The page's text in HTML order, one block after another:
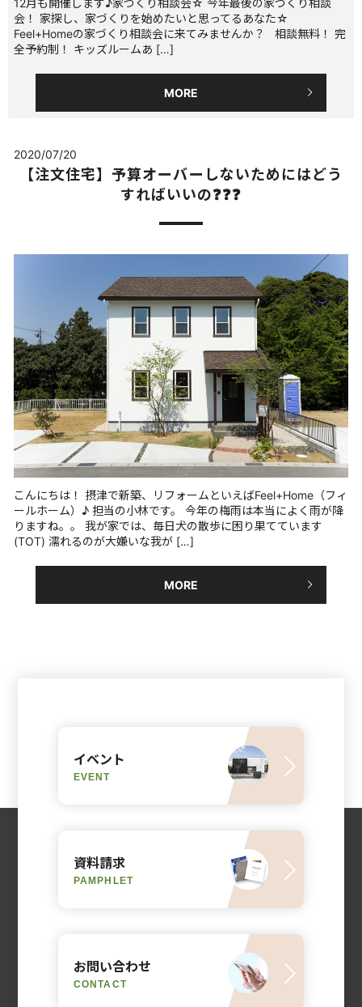
12月も開催します♪家づくり相談会☆ 今年最後の家づくり相談
会！ 家探し、家づくりを始めたいと思ってるあなた☆
Feel+Homeの家づくり相談会に来てみませんか？ 相談無料！ 完
全予約制！ キッズルームあ […]
MORE
2020/07/20
【注文住宅】予算オーバーしないためにはどう
すればいいの❓❓❓
こんにちは！ 摂津で新築、リフォームといえばFeel+Home（フィ
ールホーム）♪ 担当の小林です。 今年の梅雨は本当によく雨が降
りますね。。 我が家では、毎日犬の散歩に困り果てています
(TOT) 濡れるのが大嫌いな我が […]
MORE
イベント
EVENT
資料請求
PAMPHLET
お問い合わせ
CONTACT